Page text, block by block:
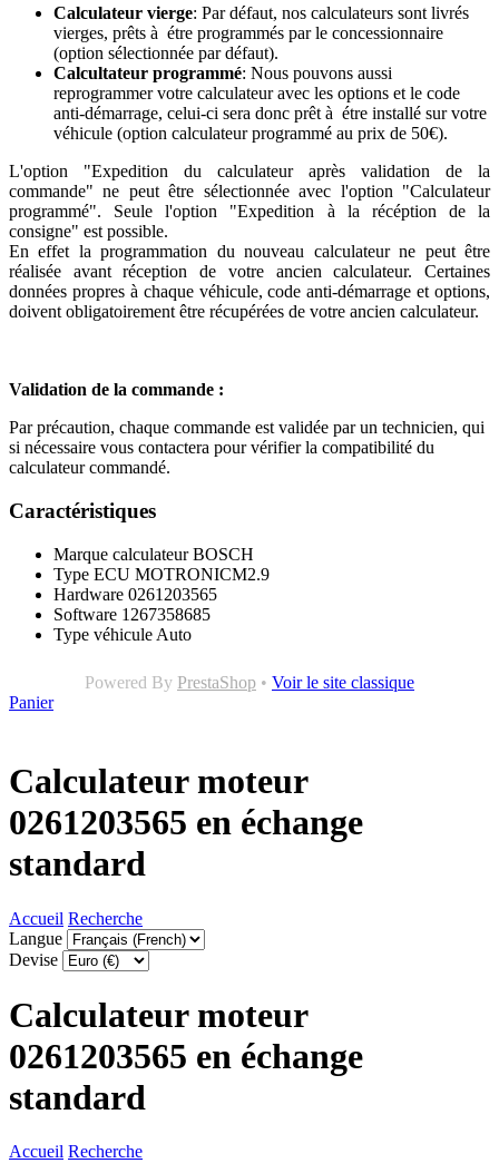
Calculateur vierge: Par défaut, nos calculateurs sont livrés
vierges, prêts à étre programmés par le concessionnaire
(option sélectionnée par défaut).
Calcultateur programmé: Nous pouvons aussi
reprogrammer votre calculateur avec les options et le code
anti-démarrage, celui-ci sera donc prêt à étre installé sur votre
véhicule (option calculateur programmé au prix de 50€).
L'option "Expedition du calculateur après validation de la
commande" ne peut être sélectionnée avec l'option "Calculateur
programmé". Seule l'option "Expedition à la récéption de la
consigne" est possible.
En effet la programmation du nouveau calculateur ne peut être
réalisée avant réception de votre ancien calculateur. Certaines
données propres à chaque véhicule, code anti-démarrage et options,
doivent obligatoirement être récupérées de votre ancien calculateur.
Validation de la commande :
Par précaution, chaque commande est validée par un technicien, qui
si nécessaire vous contactera pour vérifier la compatibilité du
calculateur commandé.
Caractéristiques
Marque calculateur BOSCH
Type ECU MOTRONICM2.9
Hardware 0261203565
Software 1267358685
Type véhicule Auto
Powered By PrestaShop • Voir le site classique
Panier
Calculateur moteur
0261203565 en échange
standard
Accueil Recherche
Langue
Devise
Calculateur moteur
0261203565 en échange
standard
Accueil Recherche